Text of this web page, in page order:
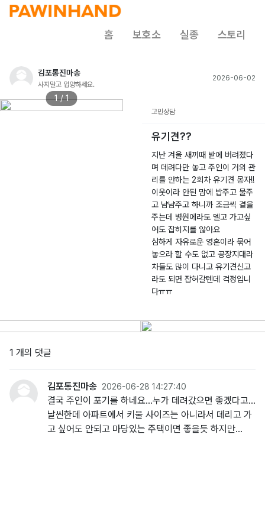
홈 보호소 실종 스토리
김포통진마송
사지말고 입양하세요.
2026-06-02
1 / 1
고민상담
유기견??
지난 겨울 새끼때 밭에 버려졌다
며 데려다만 놓고 주인이 거의 관
리를 안하는 2회차 유기견 몽자!!
이웃이라 안된 맘에 밥주고 물주
고 냠냠주고 하니까 조금씩 곁을
주는데 병원에라도 델고 가고싶
어도 잡히지를 않아요
심하게 자유로운 영혼이라 묶어
놓으라 할 수도 없고 공장지대라
차들도 많이 다니고 유기견신고
라도 되면 잡혀갈텐데 걱정입니
다ㅠㅠ
1 개의 댓글
김포통진마송 2026-06-28 14:27:40
결국 주인이 포기를 하네요...누가 데려갔으면 좋겠다고...
날씬한데 아파트에서 키울 사이즈는 아니라서 데리고 가
고 싶어도 안되고 마당있는 주택이면 좋을듯 하지만...